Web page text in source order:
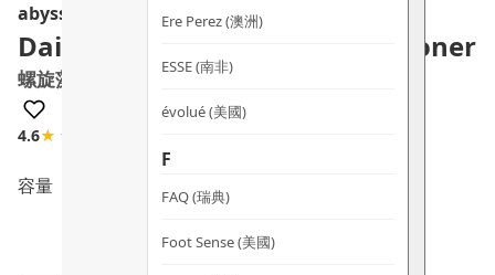
Ere Perez (澳洲)
ESSE (南非)
évolué (美國)
F
FAQ (瑞典)
Foot Sense (美國)
abyssian
Daily Shield Superfood Conditioner
螺旋藻抗污染護髮素
4.6★★★★☆
容量